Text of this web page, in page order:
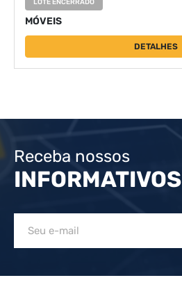
LOTE ENCERRADO
MÓVEIS
DETALHES
Receba nossos
INFORMATIVOS